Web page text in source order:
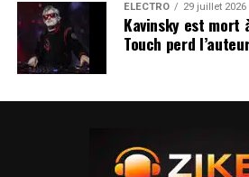
ÉLECTRO 29 juillet 2026
Kavinsky est mort
Touch perd